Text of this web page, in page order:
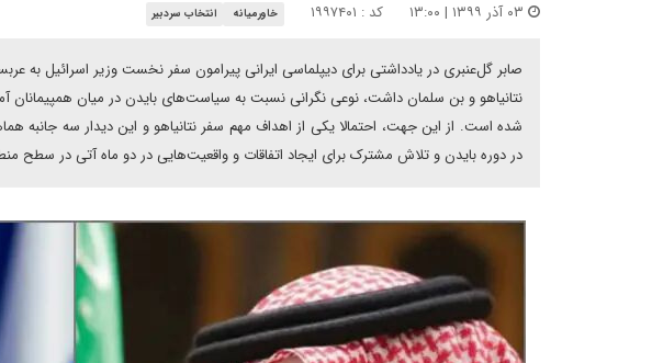
کد : ۱۹۹۷۴۰۱ خاورمیانه انتخاب سردبیر
صابر گل‌عنبری در یادداشتی برای دیپلماسی ایرانی پیرامون سفر نخست وزیر اسرائیل
نتانیاهو و بن سلمان داشت، نوعی نگرانی نسبت به سیاست‌های بایدن در میان همپیمانان
شده است. از این جهت، احتمالا یکی از اهداف مهم سفر نتانیاهو و این دیدار سه جانبه
در دوره بایدن و تلاش مشترک برای ایجاد اتفاقات و واقعیت‌هایی در دو ماه آتی در سطح